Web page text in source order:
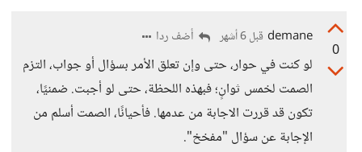
0
demane قبل 6 أشهر أضف ردا
لو كنت في حوار، حتى وإن تعلق الأمر بسؤال أو جواب، التزم
الصمت لخمس ثوانٍ؛ فبهذه اللحظة، حتى لو أجبت. ضمنيًا،
تكون قد قررت الاجابة من عدمها. فأحيانًا، الصمت أسلم من
الإجابة عن سؤال "مفخخ".